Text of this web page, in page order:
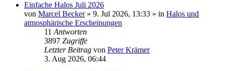
Einfache Halos Juli 2026
von Marcel Becker» 9. Jul 2026, 13:33 » in Halos und
atmosphärische Erscheinungen
11 Antworten
3897 Zugriffe
Letzter Beitrag von Peter Krämer
3. Aug 2026, 06:44